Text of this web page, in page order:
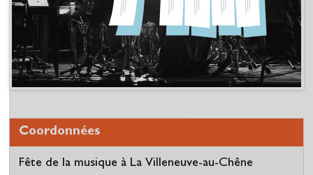
Coordonnées
Fête de la musique à La Villeneuve-au-Chêne